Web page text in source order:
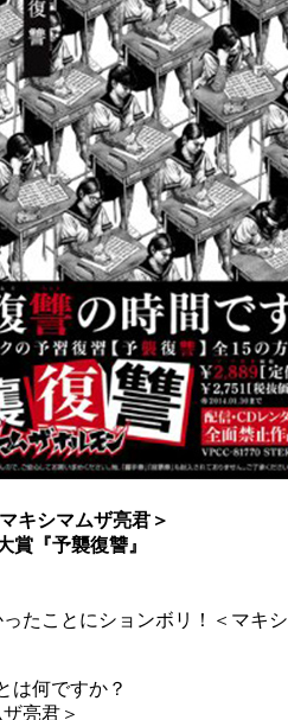
キシマムザ亮君＞
賞『予襲復讐』
たことにションボリ！＜マキシ
は何ですか？
亮君＞